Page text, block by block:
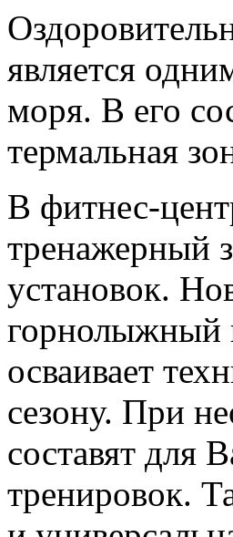
является
моря. В его
термальная
В фитнес-
тренажерный
установок.
горнолыжный
осваивает
сезону. При
составят для
тренировок.